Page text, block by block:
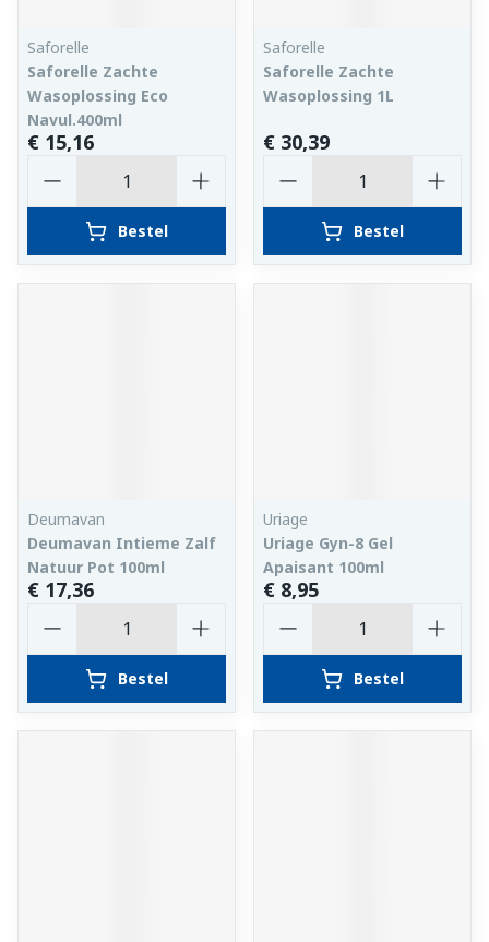
Saforelle
Saforelle Zachte
Wasoplossing Eco
Navul.400ml
€ 15,16
Bestel
Saforelle
Saforelle Zachte
Wasoplossing 1L
€ 30,39
Bestel
Deumavan
Deumavan Intieme Zalf
Natuur Pot 100ml
€ 17,36
Bestel
Uriage
Uriage Gyn-8 Gel
Apaisant 100ml
€ 8,95
Bestel